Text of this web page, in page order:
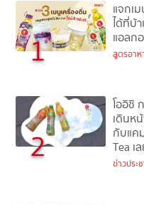
1
แจกเ
ได้ที่บ้
แอลก
สูตรอาห
2
โออิชิ
เดินห
กับแค
Tea เ
ข่าวประ